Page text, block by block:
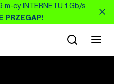
m-cy INTERNETU 1 Gb/s
PRZEGAP!